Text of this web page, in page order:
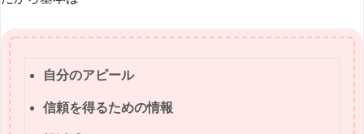
自分のアピール
信頼を得るための情報